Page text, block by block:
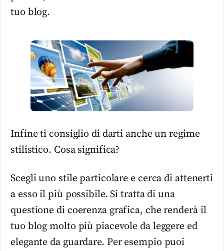
tuo blog.
Infine ti consiglio di darti anche un regime
stilistico. Cosa significa?
Scegli uno stile particolare e cerca di attenerti
a esso il più possibile. Si tratta di una
questione di coerenza grafica, che renderà il
tuo blog molto più piacevole da leggere ed
elegante da guardare. Per esempio puoi